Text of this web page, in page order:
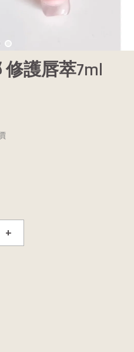
修護唇萃7ml
+